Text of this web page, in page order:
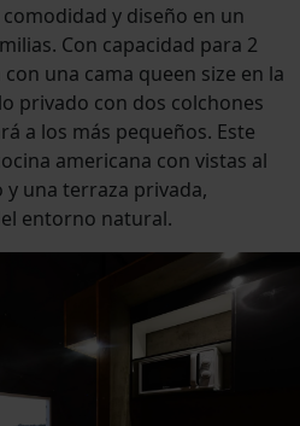
y diseño en un
Con capacidad para 2
una cama queen size en la
privado con dos colchones
a los más pequeños. Este
americana con vistas al
una terraza privada,
entorno natural.